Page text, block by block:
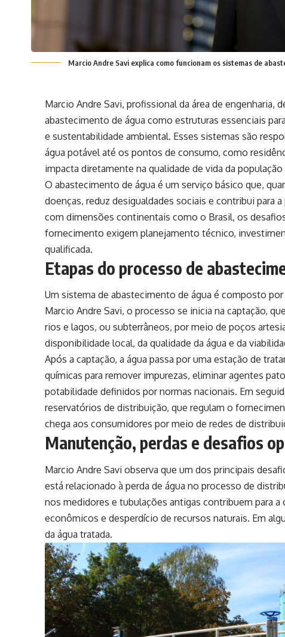
Marcio Andre Savi explica como funcionam os sistemas de
Marcio Andre Savi, profissional da área de engenharia,
abastecimento de água como estruturas essenciais
e sustentabilidade ambiental. Esses sistemas são
água potável até os pontos de consumo, como
impacta diretamente na qualidade de vida da
O abastecimento de água é um serviço básico que,
doenças, reduz desigualdades sociais e contribui para
com dimensões continentais como o Brasil, os
fornecimento exigem planejamento técnico,
qualificada.
Etapas do processo de
Um sistema de abastecimento de água é composto
Marcio Andre Savi, o processo se inicia na captação,
rios e lagos, ou subterrâneos, por meio de poços
disponibilidade local, da qualidade da água e da
Após a captação, a água passa por uma estação de
químicas para remover impurezas, eliminar agentes
potabilidade definidos por normas nacionais. Em
reservatórios de distribuição, que regulam o
chega aos consumidores por meio de redes de
Manutenção, perdas e desafios
Marcio Andre Savi observa que um dos principais
está relacionado à perda de água no processo de
nos medidores e tubulações antigas contribuem para a
econômicos e desperdício de recursos naturais. Em
da água tratada.